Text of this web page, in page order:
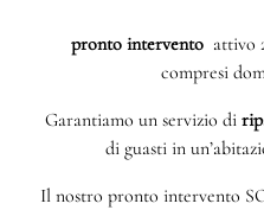
pronto intervento attivo
compresi
Garantiamo un servizio di
di guasti in
Il nostro pronto intervento